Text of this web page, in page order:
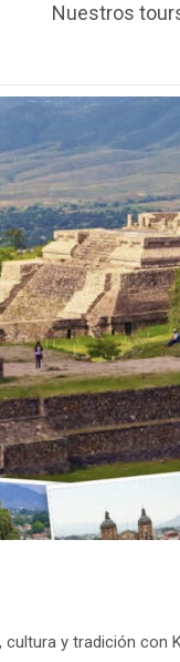
Nuestros
cultura y tradición